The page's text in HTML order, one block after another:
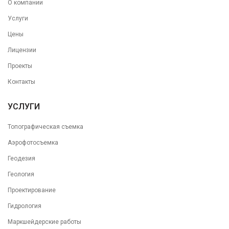
О компании
Услуги
Цены
Лицензии
Проекты
Контакты
УСЛУГИ
Топографическая съемка
Аэрофотосъемка
Геодезия
Геология
Проектирование
Гидрология
Маркшейдерские работы